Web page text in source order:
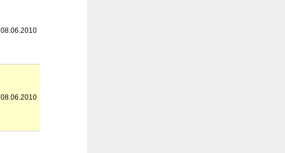
08.06.2010
08.06.2010